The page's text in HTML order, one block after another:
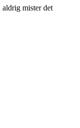
mister det